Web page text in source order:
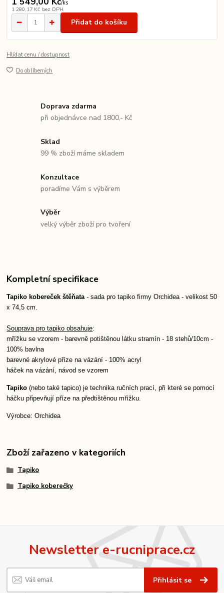
/ks
1 280,17 Kč bez DPH
Přidat do košíku
Hlídat cenu / dostupnost
Do oblíbených
Doprava zdarma
při objednávce nad 1800,- Kč
Sklad
99 % zboží máme skladem
Konzultace
poradíme Vám s výběrem
Výběr
velký výběr zboží pro tvoření
Kompletní specifikace
Tapiko kobereček štěňata - sada pro tapiko firmy Orchidea - velikost 50
x 74,5 cm.
Souprava pro tapiko obsahuje:
mřížku se vzorem - barevně potištěnou látku stramín - 18 stehů/10cm -
100% bavlna
barevné akrylové příze na vázání - 100% acryl
háček na vázání,návod se vzorem
Tapiko (nebo také tapico) je technika ručních prací, při které se pomocí
háčku připevňují příze na předtištěnou mřížku.
Výrobce: Orchidea
Zboží zařazeno v kategoriích
Tapiko
Tapiko koberečky
Newsletter e-rucniprace.cz
Přihlásit se